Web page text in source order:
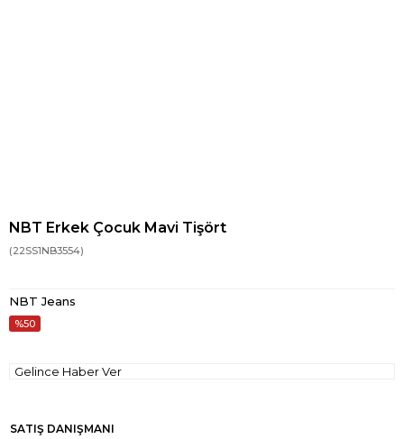
NBT Erkek Çocuk Mavi Tişört
(22SS1NB3554)
NBT Jeans
50
Gelince Haber Ver
SATIŞ DANIŞMANI